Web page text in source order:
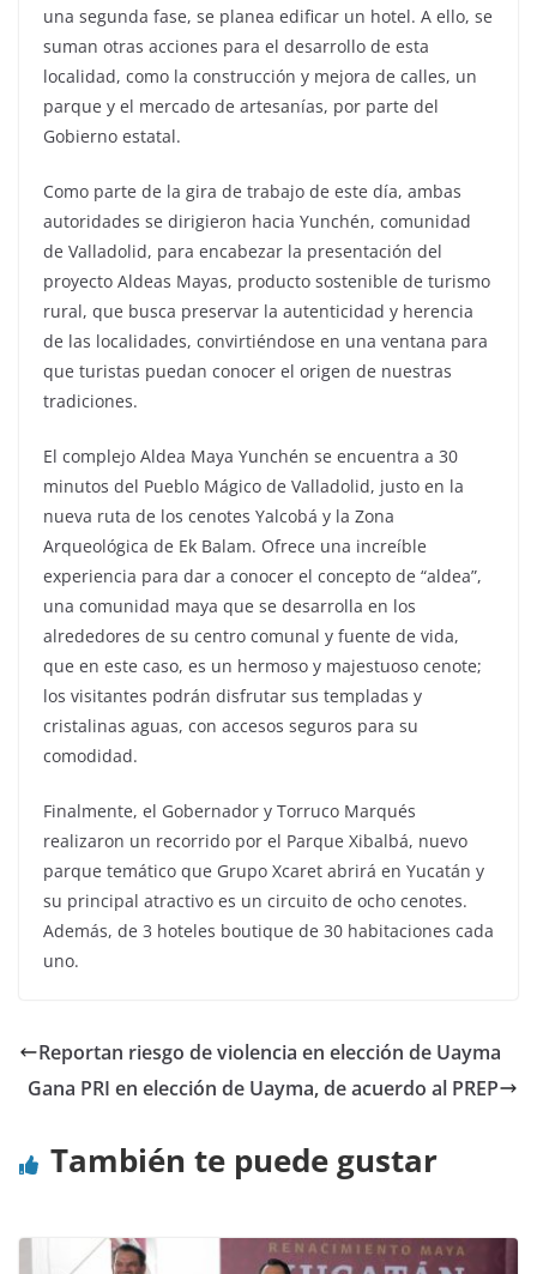
una segunda fase, se planea edificar un hotel. A ello, se
suman otras acciones para el desarrollo de esta
localidad, como la construcción y mejora de calles, un
parque y el mercado de artesanías, por parte del
Gobierno estatal.
Como parte de la gira de trabajo de este día, ambas
autoridades se dirigieron hacia Yunchén, comunidad
de Valladolid, para encabezar la presentación del
proyecto Aldeas Mayas, producto sostenible de turismo
rural, que busca preservar la autenticidad y herencia
de las localidades, convirtiéndose en una ventana para
que turistas puedan conocer el origen de nuestras
tradiciones.
El complejo Aldea Maya Yunchén se encuentra a 30
minutos del Pueblo Mágico de Valladolid, justo en la
nueva ruta de los cenotes Yalcobá y la Zona
Arqueológica de Ek Balam. Ofrece una increíble
experiencia para dar a conocer el concepto de “aldea”,
una comunidad maya que se desarrolla en los
alrededores de su centro comunal y fuente de vida,
que en este caso, es un hermoso y majestuoso cenote;
los visitantes podrán disfrutar sus templadas y
cristalinas aguas, con accesos seguros para su
comodidad.
Finalmente, el Gobernador y Torruco Marqués
realizaron un recorrido por el Parque Xibalbá, nuevo
parque temático que Grupo Xcaret abrirá en Yucatán y
su principal atractivo es un circuito de ocho cenotes.
Además, de 3 hoteles boutique de 30 habitaciones cada
uno.
Reportan riesgo de violencia en elección de Uayma
Gana PRI en elección de Uayma, de acuerdo al PREP
También te puede gustar